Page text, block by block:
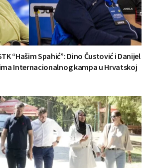
“Hašim Spahić”: Dino Čustović i Danijel
Internacionalnog kampa u Hrvatskoj